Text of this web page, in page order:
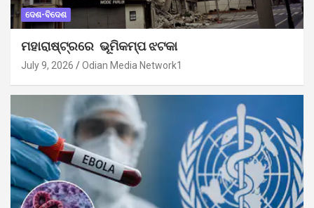
ଦେଶ-ବିଦେଶ
ମହାରାଷ୍ଟ୍ରରେ ଭୂମିକମ୍ପ ଝଟକା
July 9, 2026 Odian Media Network1